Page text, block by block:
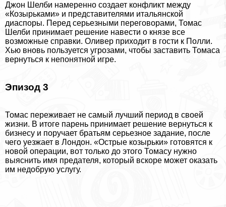
Джон Шелби намеренно создает конфликт между
«Козырьками» и представителями итальянской
диаспоры. Перед серьезными переговорами, Томас
Шелби принимает решение навести о князе все
возможные справки. Оливер приходит в гости к Полли.
Хью вновь пользуется угрозами, чтобы заставить Томаса
вернуться к непонятной игре.
Эпизод 3
Томас переживает не самый лучший период в своей
жизни. В итоге парень принимает решение вернуться к
бизнесу и поручает братьям серьезное задание, после
чего уезжает в Лондон. «Острые козырьки» готовятся к
новой операции, вот только до этого Томасу нужно
выяснить имя предателя, который вскоре может оказать
им недобрую услугу.